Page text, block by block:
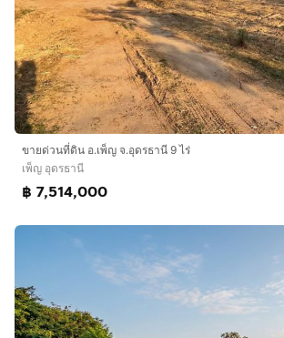
ขายด่วนที่ดิน อ.เพ็ญ จ.อุดรธานี 9 ไร่
เพ็ญ อุดรธานี
฿ 7,514,000